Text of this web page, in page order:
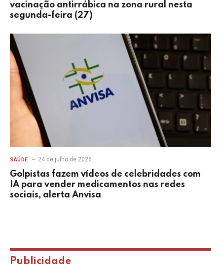
vacinação antirrábica na zona rural nesta
segunda-feira (27)
SAÚDE 24 de julho de 2026
Golpistas fazem vídeos de celebridades com
IA para vender medicamentos nas redes
sociais, alerta Anvisa
Publicidade